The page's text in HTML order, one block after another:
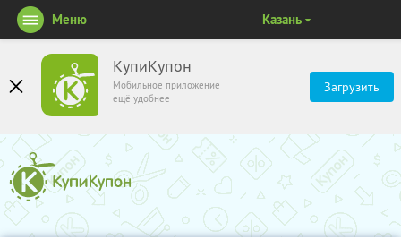
КупиКупон
Мобильное приложение
ещё удобнее
Загрузить
Меню Казань